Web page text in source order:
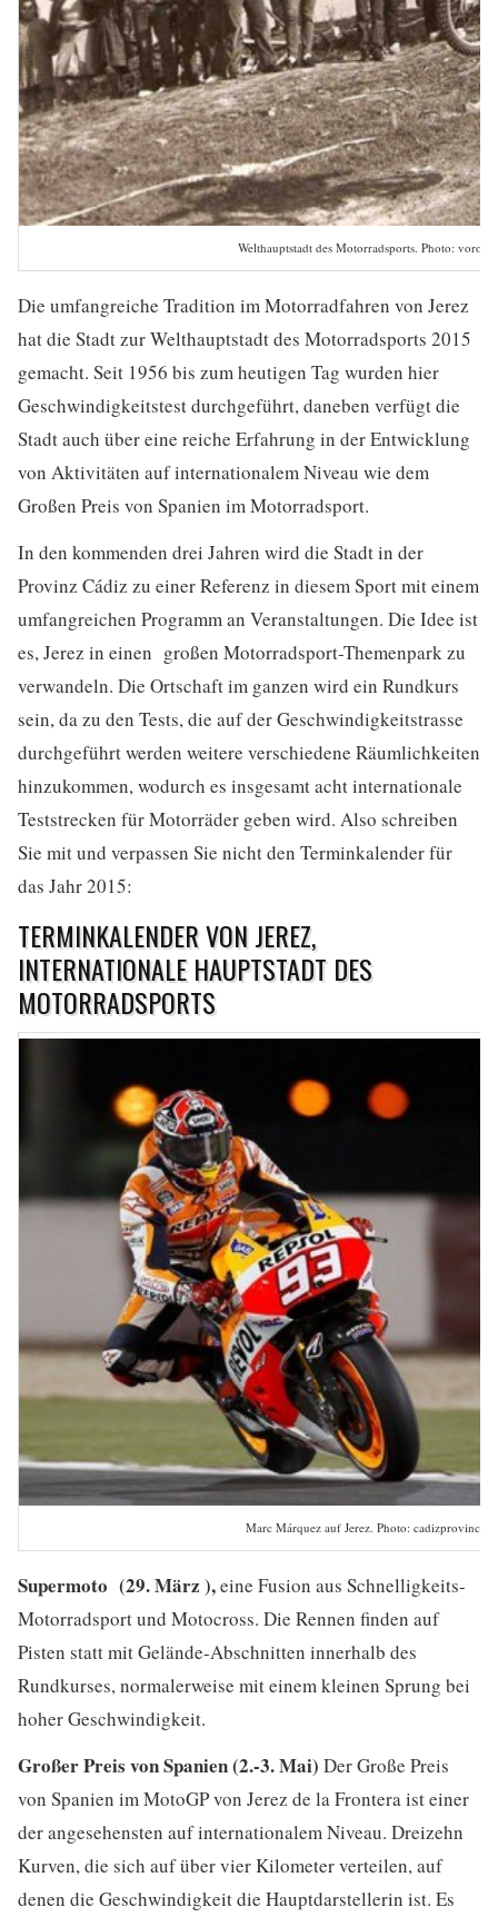
Welthauptstadt des Motorradsports. Photo:
Die umfangreiche Tradition im Motorradfahren von Jerez
hat die Stadt zur Welthauptstadt des Motorradsports 2015
gemacht. Seit 1956 bis zum heutigen Tag wurden hier
Geschwindigkeitstest durchgeführt, daneben verfügt die
Stadt auch über eine reiche Erfahrung in der Entwicklung
von Aktivitäten auf internationalem Niveau wie dem
Großen Preis von Spanien im Motorradsport.
In den kommenden drei Jahren wird die Stadt in der
Provinz Cádiz zu einer Referenz in diesem Sport mit einem
umfangreichen Programm an Veranstaltungen. Die Idee ist
es, Jerez in einen großen Motorradsport-Themenpark zu
verwandeln. Die Ortschaft im ganzen wird ein Rundkurs
sein, da zu den Tests, die auf der Geschwindigkeitstrasse
durchgeführt werden weitere verschiedene Räumlichkeiten
hinzukommen, wodurch es insgesamt acht internationale
Teststrecken für Motorräder geben wird. Also schreiben
Sie mit und verpassen Sie nicht den Terminkalender für
das Jahr 2015:
TERMINKALENDER VON JEREZ,
INTERNATIONALE HAUPTSTADT DES
MOTORRADSPORTS
Marc Márquez auf Jerez. Photo:
Supermoto (29. März ),eine Fusion aus Schnelligkeits-
Motorradsport und Motocross. Die Rennen finden auf
Pisten statt mit Gelände-Abschnitten innerhalb des
Rundkurses, normalerweise mit einem kleinen Sprung bei
hoher Geschwindigkeit.
Großer Preis von Spanien (2.-3. Mai) Der Große Preis
von Spanien im MotoGP von Jerez de la Frontera ist einer
der angesehensten auf internationalem Niveau. Dreizehn
Kurven, die sich auf über vier Kilometer verteilen, auf
denen die Geschwindigkeit die Hauptdarstellerin ist. Es